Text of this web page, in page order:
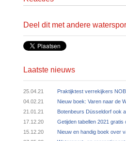
Deel dit met andere
Laatste nieuws
25.04.21
Praktijktest verrekijkers
04.02.21
Nieuw boek: Varen naar de
21.01.21
Botenbeurs Düsseldorf ook
17.12.20
Getijden tabellen 2021 gratis
15.12.20
Nieuw en handig boek over